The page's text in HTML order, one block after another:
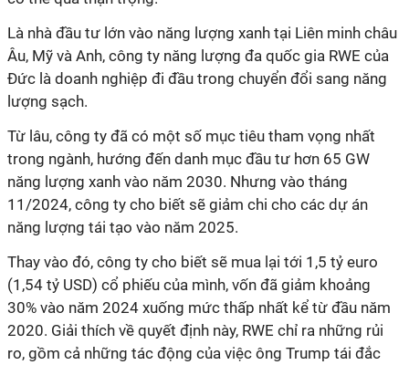
Là nhà đầu tư lớn vào năng lượng xanh tại Liên minh châu
Âu, Mỹ và Anh, công ty năng lượng đa quốc gia RWE của
Đức là doanh nghiệp đi đầu trong chuyển đổi sang năng
lượng sạch.
Từ lâu, công ty đã có một số mục tiêu tham vọng nhất
trong ngành, hướng đến danh mục đầu tư hơn 65 GW
năng lượng xanh vào năm 2030. Nhưng vào tháng
11/2024, công ty cho biết sẽ giảm chi cho các dự án
năng lượng tái tạo vào năm 2025.
Thay vào đó, công ty cho biết sẽ mua lại tới 1,5 tỷ euro
(1,54 tỷ USD) cổ phiếu của mình, vốn đã giảm khoảng
30% vào năm 2024 xuống mức thấp nhất kể từ đầu năm
2020. Giải thích về quyết định này, RWE chỉ ra những rủi
ro, gồm cả những tác động của việc ông Trump tái đắc